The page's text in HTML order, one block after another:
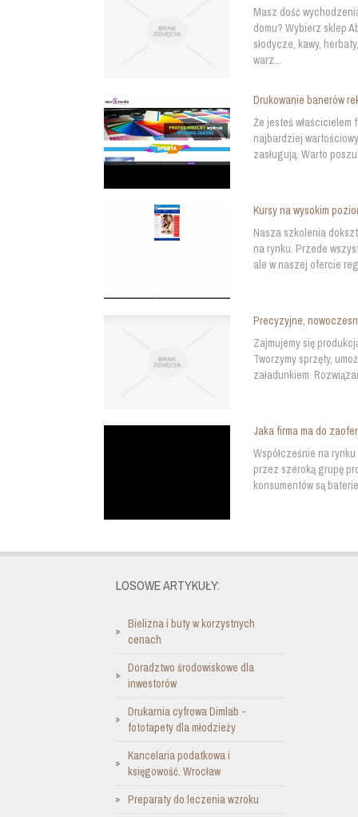
Masz dość
domu? Wybierz sklep
słodycze, kawy,
warz...
Drukowanie banerów
Że jesteś właścicielem
najbardziej
zasługują. Warto
Kursy na wysokim
Nasza szkolenia
na rynku. Przede
ale w naszej ofercie
Precyzyjne,
Zajmujemy się
Tworzymy sprzęty,
załadunkiem.
Jaka firma ma do
Współcześnie na
przez szeroką grupę
konsumentów są
LOSOWE ARTYKUŁY:
Bielizna i buty w korzystnych
cenach
Doradztwo środowiskowe dla
inwestorów
Drukarnia cyfrowa Dimlab -
fototapety dla młodzieży
Kancelaria podatkowa i
księgowość. Wrocław
Preparaty do leczenia wzroku